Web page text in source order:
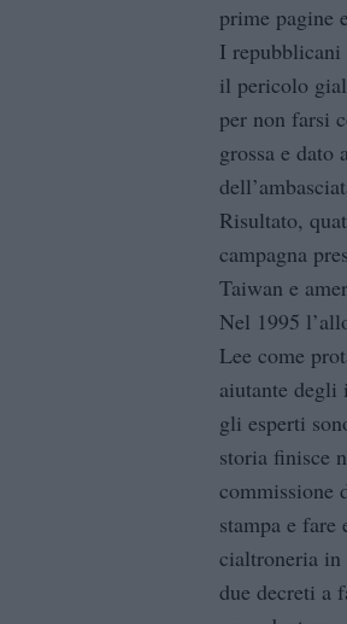
prime pagine
I repubblicani
il pericolo
per non farsi
grossa e dato
Risultato,
campagna
Taiwan e
Nel 1995
Lee come
aiutante
gli esperti
storia finisce
commissione
stampa e fare
cialtroneria
due decreti a